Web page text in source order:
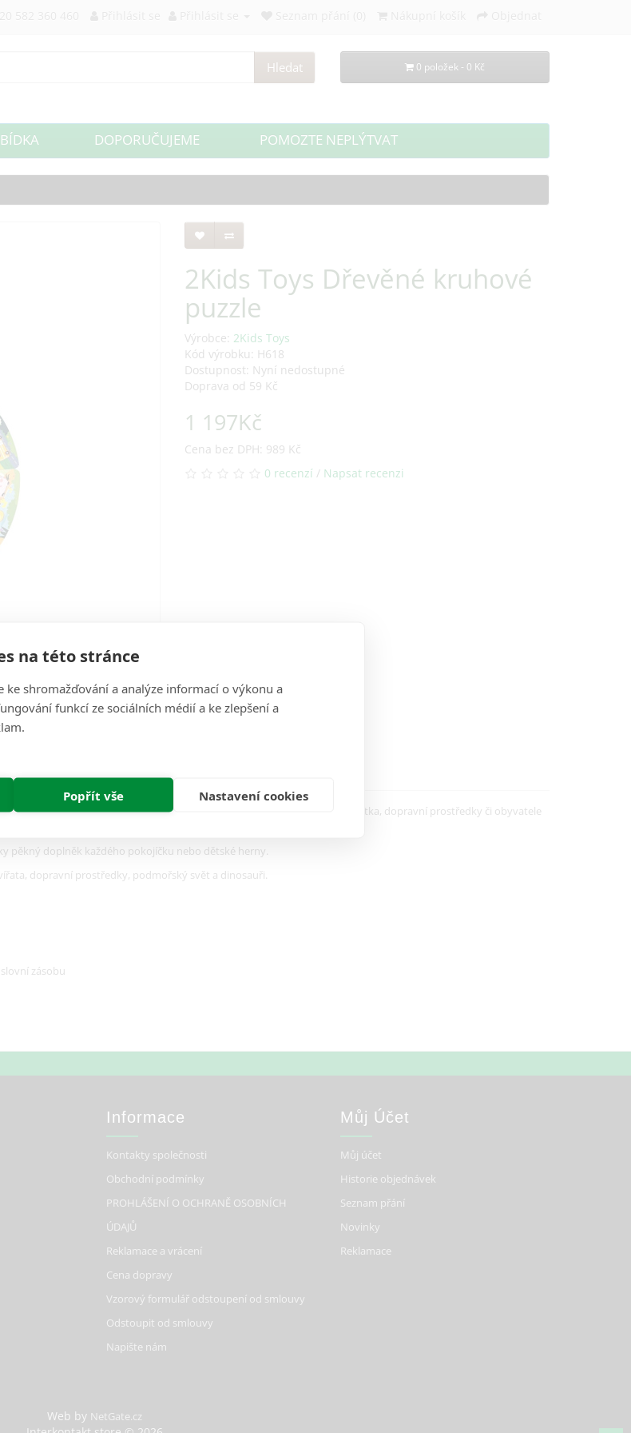
na této stránce
ke shromažďování a analýze informací o výkonu a
funkcí ze sociálních médií a ke zlepšení a
Popřít vše Nastavení cookies
582 360 460 Přihlásit se Přihlásit se Seznam přání (0) Objednat
Hledat 0 položek - 0 Kč
DOPORUČUJEME POMOZTE NEPLÝTVAT
2Kids Toys Dřevěné kruhové
puzzle
Výrobce: 2Kids Toys
Kód výrobku: H618
Dostupnost: Nyní nedostupné
Doprava od 59 Kč
1 197Kč
Cena bez DPH: 989 Kč
0 recenzí / Napsat recenzi
využít samostatně při volné hře. Díky tomu mohou děti rozpoznávat zvířátka, dopravní prostředky či obyvatele
pěkný doplněk každého pokojíčku nebo dětské herny.
dopravní prostředky, podmořský svět a dinosauři.
zásobu
Informace
Kontakty společnosti
Obchodní podmínky
PROHLÁŠENÍ O OCHRANĚ OSOBNÍCH
ÚDAJŮ
Reklamace a vrácení
Cena dopravy
Vzorový formulář odstoupení od smlouvy
Odstoupit od smlouvy
Napište nám
Můj Účet
Můj účet
Historie objednávek
Seznam přání
Novinky
Reklamace
Web by NetGate.cz